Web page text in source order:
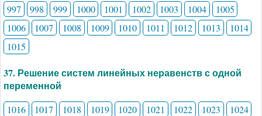
997 998 999 1000 1001 1002 1003 1004
1005
1006
1007 1008 1009 1010 1011 1012 1013
1014
1015
37. Решение систем линейных неравенств с одной
переменной
1016 1017 1018 1019 1020 1021 1022 1023
1024